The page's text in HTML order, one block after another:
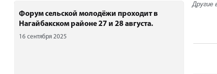
Форум сельской молодёжи проходит в
Нагайбакском районе 27 и 28 августа.
16 сентября 2025
Другие